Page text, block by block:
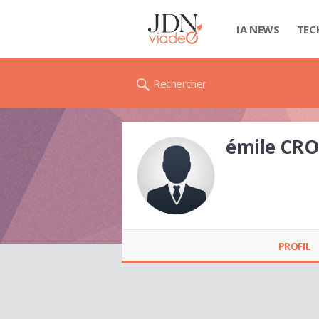
IA NEWS
Rechercher
émile
PROFIL